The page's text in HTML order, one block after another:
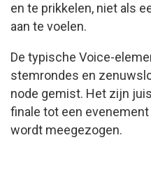
en te prikkelen, niet als
aan te voelen.
De typische Voice-
stemrondes en
node gemist. Het zijn
finale tot een
wordt meegezogen.